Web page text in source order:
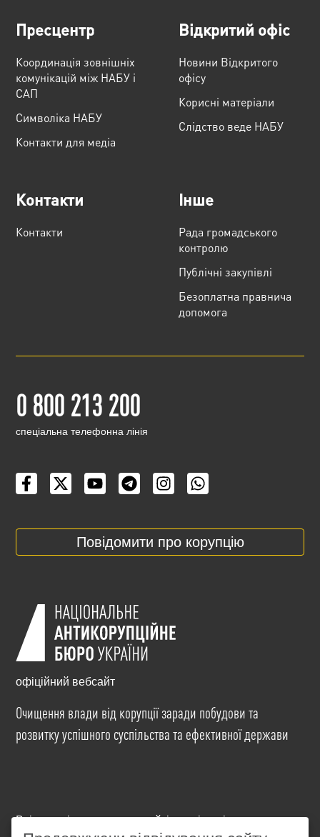
Пресцентр
Координація зовнішніх
комунікацій між НАБУ і
САП
Cимволіка НАБУ
Контакти для медіа
Відкритий офіс
Новини Відкритого
офісу
Корисні матеріали
Слідство веде НАБУ
Контакти
Контакти
Інше
Рада громадського
контролю
Публічні закупівлі
Безоплатна правнича
допомога
0 800 213 200
cпеціальна телефонна лінія
Повідомити про корупцію
офіційний вебсайт
Очищення влади від корупції заради побудови та
розвитку успішного суспільства та ефективної держави
Всі матеріали на цьому сайті розміщені на умовах